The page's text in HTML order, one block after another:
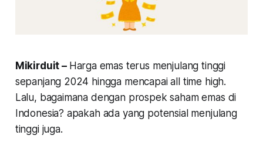
Mikirduit – Harga emas terus menjulang tinggi
sepanjang 2024 hingga mencapai all time high.
Lalu, bagaimana dengan prospek saham emas di
Indonesia? apakah ada yang potensial menjulang
tinggi juga.